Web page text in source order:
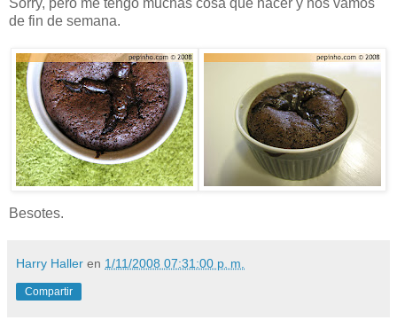
Sorry, pero me tengo muchas cosa que hacer y nos vamos
de fin de semana.
Besotes.
Harry Haller en 1/11/2008 07:31:00 p. m.
Compartir